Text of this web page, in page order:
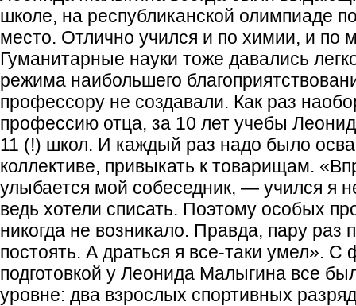
школе, на республиканской олимпиаде
место. Отлично учился и по химии, и по
Гуманитарные науки тоже давались
режима наибольшего
профессору не создавали. Как раз
профессию отца, за 10 лет учебы
11 (!) школ. И каждый раз надо было
коллективе, привыкать к товарищам.
улыбается мой собеседник, — учился я
ведь хотели списать. Поэтому особых
никогда не возникало. Правда, пару раз
постоять. А драться я все-таки умел». С
подготовкой у Леонида Малыгина все
уровне: два взрослых спортивных